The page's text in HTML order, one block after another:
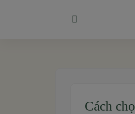
Cách